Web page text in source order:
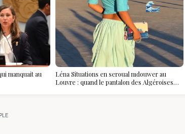
manquait au
Léna Situations en seroual mdouwer au
Louvre : quand le pantalon des Algéroises